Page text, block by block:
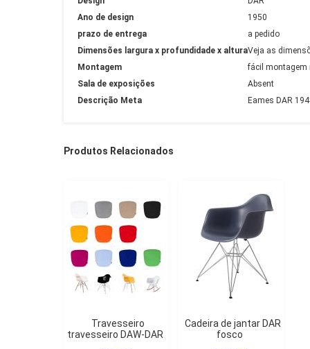
Ano de design
1950
prazo de entrega
a pedido
Dimensões largura x profundidade x alturaVeja as
Montagem
fácil montagem
Sala de exposições
Absent
Descrição Meta
Eames DAR
Produtos Relacionados
Travesseiro
travesseiro DAW-DAR
Cadeira de jantar DAR
fosco